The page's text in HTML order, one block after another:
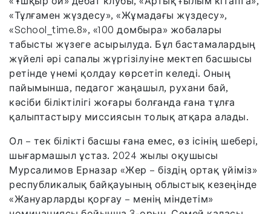
«Тұлғамен жүздесу», «Жұмадағы жүздесу»,
«School_time.8», «100 домбыра» жобалары
табысты жүзеге асырылуда. Бұл бастамалардың
жүйелі әрі сапалы жүргізілуіне мектеп басшысы
ретінде үнемі қолдау көрсетіп келеді. Оның
пайымынша, педагог жаңашыл, рухани бай,
кәсіби біліктілігі жоғары болғанда ғана тұлға
қалыптастыру миссиясын толық атқара алады.
Ол – тек білікті басшы ғана емес, өз ісінің шебері,
шығармашыл ұстаз. 2024 жылы оқушысы
Мурсалимов Ерназар «Жер – біздің ортақ үйіміз»
республикалық байқауының облыстық кезеңінде
«Жануарларды қорғау – менің міндетім»